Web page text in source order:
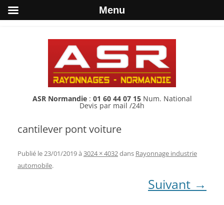
ASR Normandie: 01 60 44 07 15Num. National
Devis par mail /24h
cantilever pont voiture
Publié le23/01/2019à 3024 × 4032dans Rayonnage industrie
automobile.
Suivant →
Menu